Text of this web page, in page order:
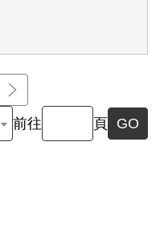
前往 頁 GO